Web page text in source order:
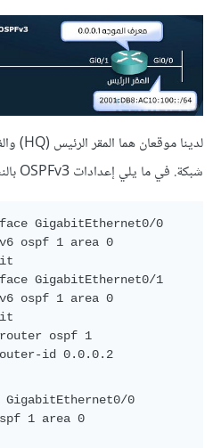
شبكة. في ما يلي إعدادات OSPFv3 بالنسبة لكل منهما.
GigabitEthernet0/0
ospf 1 area 0
GigabitEthernet0/1
ospf 1 area 0
ospf 1
0
1 area 0